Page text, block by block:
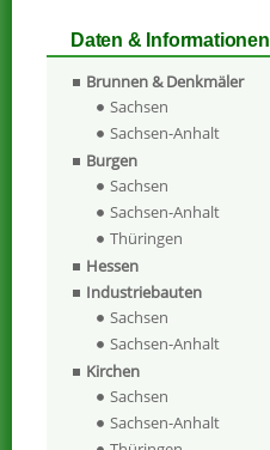
Daten & Informationen
Brunnen & Denkmäler
Sachsen
Sachsen-Anhalt
Burgen
Sachsen
Sachsen-Anhalt
Thüringen
Hessen
Industriebauten
Sachsen
Sachsen-Anhalt
Kirchen
Sachsen
Sachsen-Anhalt